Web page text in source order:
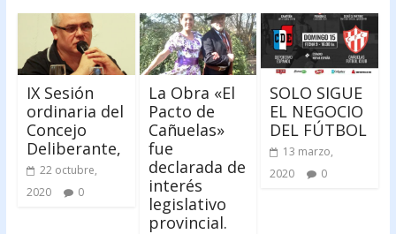
IX Sesión
ordinaria del
Concejo
Deliberante,
22 octubre,
2020
0
La Obra «El
Pacto de
Cañuelas»
fue
declarada de
interés
legislativo
provincial.
SOLO SIGUE
EL NEGOCIO
DEL FÚTBOL
13 marzo,
2020
0